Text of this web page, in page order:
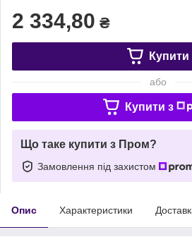
2 334,80 ₴
Купити
або
Купити з
Що таке купити з Пром?
Замовлення під захистом
Опис Характеристики